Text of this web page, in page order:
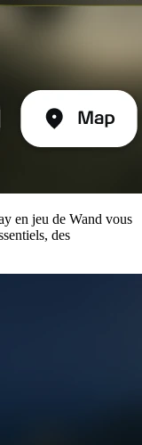
en jeu de Wand vous
des